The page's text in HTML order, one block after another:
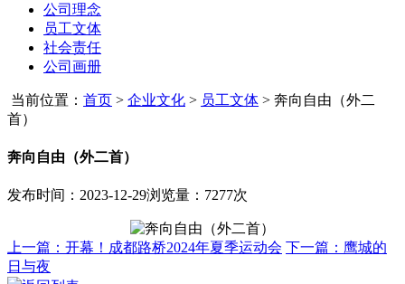
公司理念
员工文体
社会责任
公司画册
当前位置： 首页 > 企业文化 > 员工文体 > 奔向自由（外二
首）
奔向自由（外二首）
发布时间：2023-12-29浏览量：7277次
上一篇：开幕！成都路桥2024年夏季运动会 下一篇：鹰城的
日与夜